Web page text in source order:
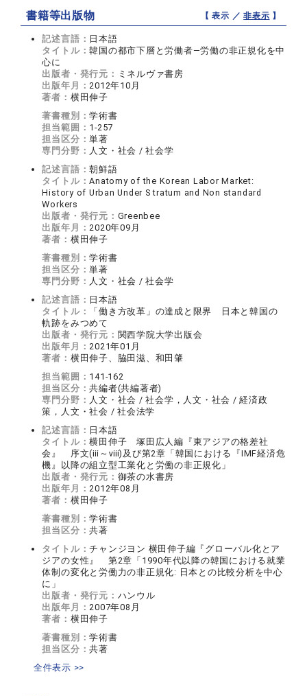
書籍等出版物 【 表示 ／非表示 】
記述言語： 日本語
タイトル：韓国の都市下層と労働者―労働の非正規化を中
心に
出版者・発行元： ミネルヴァ書房
出版年月： 2012年10月
著者： 横田伸子
著書種別：学術書
担当範囲： 1-257
担当区分：単著
専門分野： 人文・社会 / 社会学
記述言語：朝鮮語
タイトル：Anatomy of the Korean Labor Market:
History of Urban Under S tratum and Non standard
Workers
出版者・発行元： Greenbee
出版年月： 2020年09月
著者： 横田伸子
著書種別：学術書
担当区分：単著
専門分野： 人文・社会 / 社会学
記述言語： 日本語
タイトル：
「働き方改革」の達成と限界 日本と韓国の
軌跡をみつめて
出版者・発行元： 関西学院大学出版会
出版年月： 2021年01月
著者： 横田伸子、脇田滋、和田肇
担当範囲： 141-162
担当区分：共編者(共編著者)
専門分野： 人文・社会 / 社会学，人文・社会 / 経済政
策，人文・社会 / 社会法学
記述言語： 日本語
タイトル：横田伸子 塚田広人編『東アジアの格差社
会』 序文(ⅲ～ⅷ)及び第2章「韓国における『IMF経済危
機』以降の組立型工業化と労働の非正規化」
出版者・発行元： 御茶の水書房
出版年月： 2012年08月
著者： 横田伸子
著書種別：学術書
担当区分：共著
タイトル：チャンジヨン 横田伸子編『グローバル化とア
ジアの女性』 第2章「1990年代以降の韓国における就業
体制の変化と労働力の非正規化: 日本との比較分析を中心
に」
出版者・発行元： ハンウル
出版年月： 2007年08月
著者： 横田伸子
著書種別：学術書
担当区分：共著
全件表示 >>